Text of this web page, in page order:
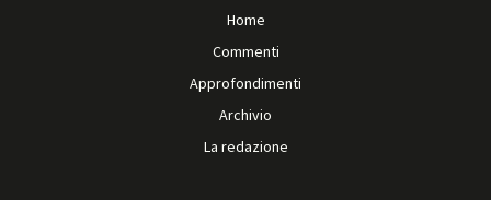
Home
Commenti
Approfondimenti
Archivio
La redazione